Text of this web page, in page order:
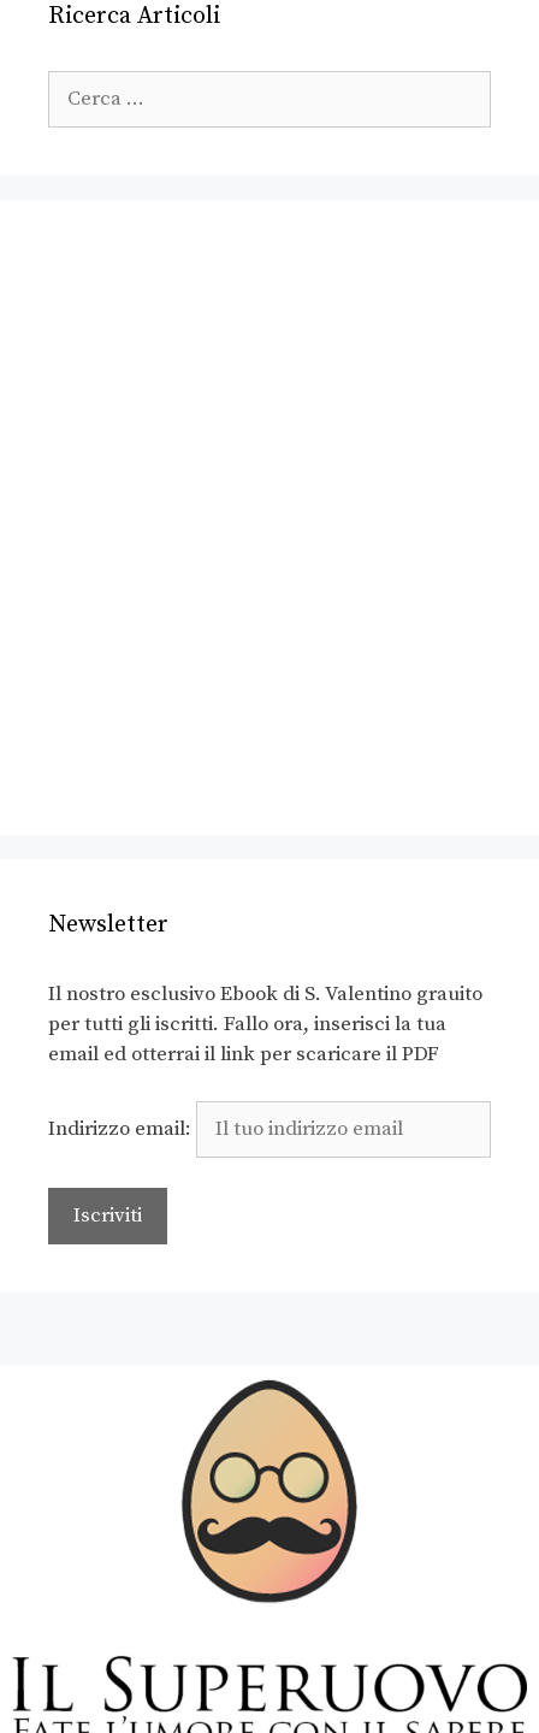
Ricerca Articoli
Newsletter
Il nostro esclusivo Ebook di S. Valentino grauito
per tutti gli iscritti. Fallo ora, inserisci la tua
email ed otterrai il link per scaricare il PDF
Indirizzo email: